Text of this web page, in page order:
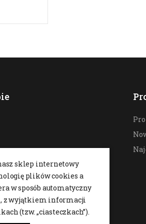
sklep internetowy
plików cookies a
w sposób automatyczny
z wyjątkiem informacji
(tzw. „ciasteczkach”).